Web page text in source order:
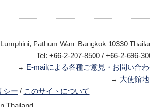
Pathum Wan, Bangkok 10330
Tel: +66-2-207-8500 / +66-2-696-
→ E-mailによる各種ご意見・お問い合
→ 大使館
シー / このサイトについて